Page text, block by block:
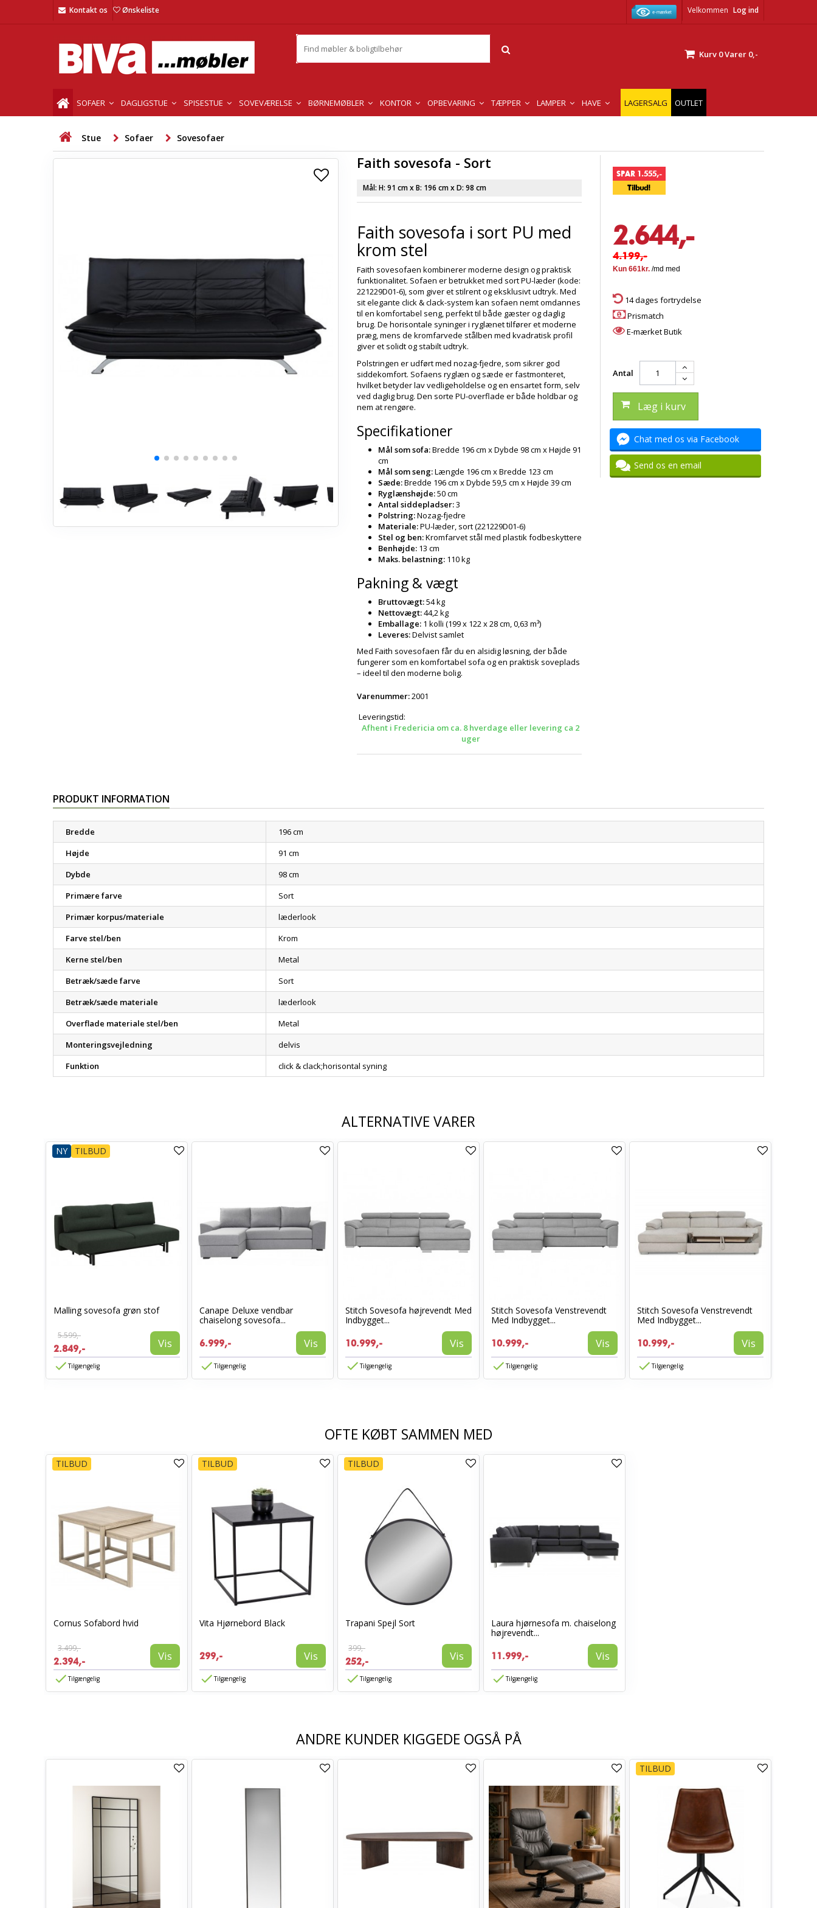
Velkommen Log ind
Kontakt os Ønskeliste
Kurv 0Varer 0,-
SOFAER DAGLIGSTUE SPISESTUE SOVEVÆRELSE BØRNEMØBLER KONTOR OPBEVARING TÆPPER LAMPER HAVE LAGERSALG OUTLET
Stue Sofaer Sovesofaer
Faith sovesofa - Sort
Mål: H: 91 cmx B: 196 cmx D: 98 cm
Faith sovesofa i sort PU med
krom stel
Faith sovesofaen kombinerer moderne design og praktisk
funktionalitet. Sofaen er betrukket med sort PU-læder (kode:
221229D01-6), som giver et stilrent og eksklusivt udtryk. Med
sit elegante click & clack-system kan sofaen nemt omdannes
til en komfortabel seng, perfekt til både gæster og daglig
brug. De horisontale syninger i ryglænet tilfører et moderne
præg, mens de kromfarvede stålben med kvadratisk profil
giver et solidt og stabilt udtryk.
Polstringen er udført med nozag-fjedre, som sikrer god
siddekomfort. Sofaens ryglæn og sæde er fastmonteret,
hvilket betyder lav vedligeholdelse og en ensartet form, selv
ved daglig brug. Den sorte PU-overflade er både holdbar og
nem at rengøre.
Specifikationer
Mål som sofa:Bredde 196 cm x Dybde 98 cm x Højde 91
cm
Mål som seng:Længde 196 cm x Bredde 123 cm
Sæde:Bredde 196 cm x Dybde 59,5 cm x Højde 39 cm
Ryglænshøjde:50 cm
Antal siddepladser:3
Polstring:Nozag-fjedre
Materiale:PU-læder, sort (221229D01-6)
Stel og ben:Kromfarvet stål med plastik fodbeskyttere
Benhøjde: 13 cm
Maks. belastning: 110 kg
Pakning & vægt
Bruttovægt:54 kg
Nettovægt:44,2 kg
Emballage: 1 kolli (199 x 122 x 28 cm, 0,63 m³)
Leveres:Delvist samlet
Med Faith sovesofaen får du en alsidig løsning, der både
fungerer som en komfortabel sofa og en praktisk soveplads
– ideel til den moderne bolig.
Varenummer:2001
Leveringstid:
Afhent i Fredericia om ca. 8 hverdage eller levering ca 2
uger
SPAR 1.555,-
Tilbud!
2.644,-
4.199,-
14 dages fortrydelse
Prismatch
E-mærket Butik
Antal
Læg i kurv
Chat med os via Facebook
Send os en email
PRODUKT INFORMATION
Bredde
196 cm
Højde
91 cm
Dybde
98 cm
Primære farve
Sort
Primær korpus/materiale
læderlook
Farve stel/ben
Krom
Kerne stel/ben
Metal
Betræk/sæde farve
Sort
Betræk/sæde materiale
læderlook
Overflade materiale stel/ben
Metal
Monteringsvejledning
delvis
Funktion
click & clack;horisontal syning
ALTERNATIVE VARER
NY TILBUD
Malling sovesofa grøn stof
5.599,-
2.849,- Vis
Tilgængelig
Canape Deluxe vendbar
chaiselong sovesofa...
6.999,- Vis
Tilgængelig
Stitch Sovesofa højrevendt Med
Indbygget...
10.999,- Vis
Tilgængelig
Stitch Sovesofa Venstrevendt
Med Indbygget...
10.999,- Vis
Tilgængelig
Stitch Sovesofa Venstrevendt
Med Indbygget...
10.999,- Vis
Tilgængelig
OFTE KØBT SAMMEN MED
TILBUD
Cornus Sofabord hvid
3.499,-
2.394,- Vis
Tilgængelig
TILBUD
Vita Hjørnebord Black
299,- Vis
Tilgængelig
TILBUD
Trapani Spejl Sort
399,-
252,- Vis
Tilgængelig
Laura hjørnesofa m. chaiselong
højrevendt...
11.999,- Vis
Tilgængelig
ANDRE KUNDER KIGGEDE OGSÅ PÅ
TILBUD